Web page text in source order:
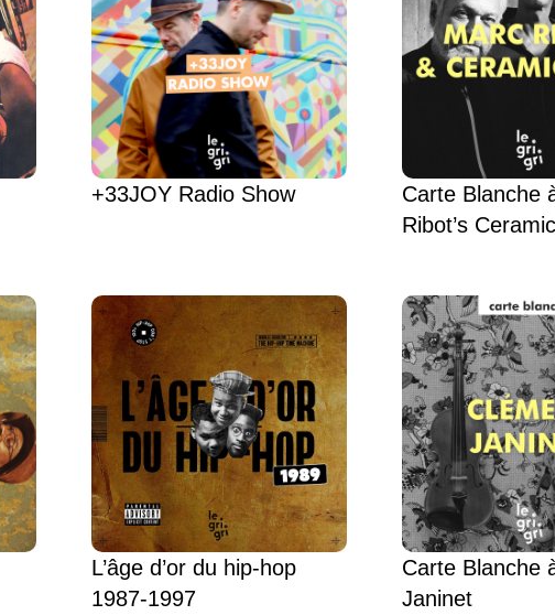
+33JOY Radio Show
Carte Blanche
Ribot’s
L’âge d’or du hip-hop
1987-1997
Carte Blanche
Janinet